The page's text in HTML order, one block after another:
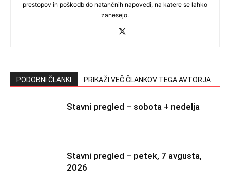
prestopov in poškodb do natančnih napovedi, na katere se lahko
zanesejo.
PODOBNI ČLANKI PRIKAŽI VEČ ČLANKOV TEGA AVTORJA
Stavni pregled – sobota + nedelja
Stavni pregled – petek, 7 avgusta,
2026